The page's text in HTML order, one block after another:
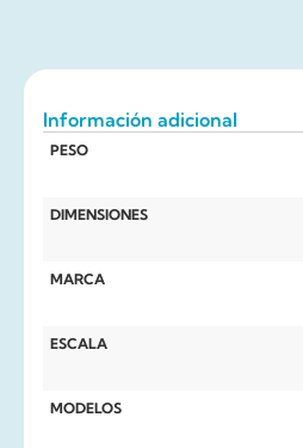
Información adicional
PESO
DIMENSIONES
MARCA
ESCALA
MODELOS